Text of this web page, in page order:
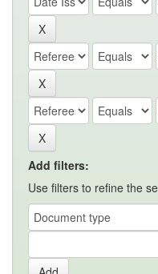
Add filters:
Use filters to refine the